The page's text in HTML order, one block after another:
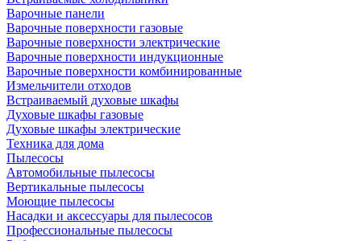
Варочные панели
Варочные поверхности газовые
Варочные поверхности электрические
Варочные поверхности индукционные
Варочные поверхности комбинированные
Измельчители отходов
Встраиваемый духовые шкафы
Духовые шкафы газовые
Духовые шкафы электрические
Техника для дома
Пылесосы
Автомобильные пылесосы
Вертикальные пылесосы
Моющие пылесосы
Насадки и аксессуары для пылесосов
Профессиональные пылесосы